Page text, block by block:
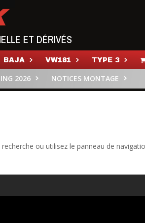
ET DÉRIVÉS
BAJA VW181 TYPE 3
2026 NOTICES MONTAGE
ou utilisez le panneau de